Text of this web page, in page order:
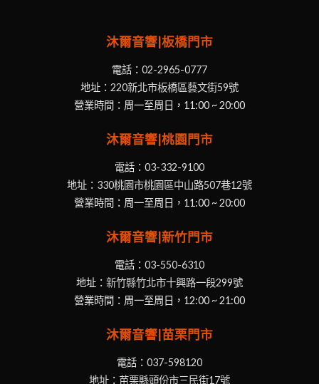
沐爾音響|板橋門市
電話： 02-2965-0777
地址： 220新北市板橋區藝文街59號
營業時間：周一至周日，11:00 ~ 20:00
沐爾音響|桃園門市
電話： 03-332-9100
地址： 330桃園市桃園區中山路507巷12號
營業時間：周一至周日，11:00 ~ 20:00
沐爾音響|新竹門市
電話： 03-550-6310
地址： 新竹縣竹北市十興路一段299號
營業時間：周一至周日，12:00 ~ 21:00
沐爾音響|苗栗門市
電話： 037-598120
地址： 苗栗縣頭份市三民街17號